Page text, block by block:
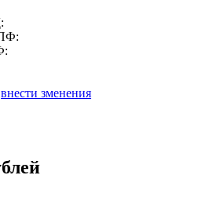
внести зменения